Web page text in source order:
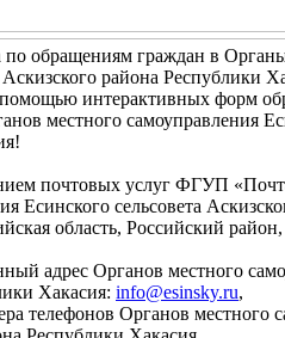
обращениям граждан в
района Республики
интерактивных форм
местного самоуправления
почтовых услуг ФГУП
Есинского сельсовета
область, Российский район,
адрес Органов местного
Хакасия: info@esinsky.ru,
телефонов Органов местного